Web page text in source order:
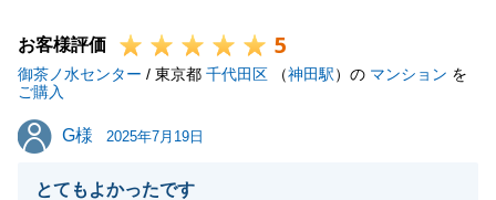
不動産の購入・売却・活用等に関するご相談は、いつ
でもお気軽にご連絡ください。
お客様評価 5
御茶ノ水センター / 東京都 千代田区 （神田駅）の マンション を
ご購入
G様
G様 2025年7月19日
とてもよかったです